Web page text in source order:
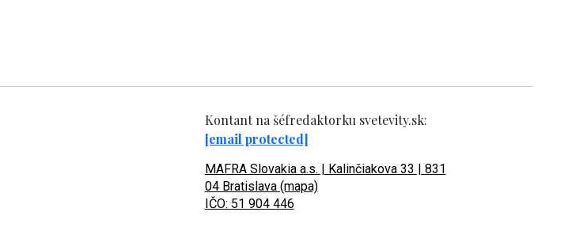
Kontant na šéfredaktorku svetevity.sk:
[email protected]
MAFRA Slovakia a.s. | Kalinčiakova 33 | 831
04 Bratislava (mapa)
IČO: 51 904 446